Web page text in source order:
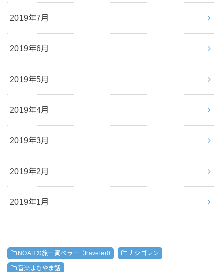
2019年7月
2019年6月
2019年5月
2019年4月
2019年3月
2019年2月
2019年1月
NOAHの旅ー寅ベラー（traveler0 ナシゴレン
音楽よもやま話